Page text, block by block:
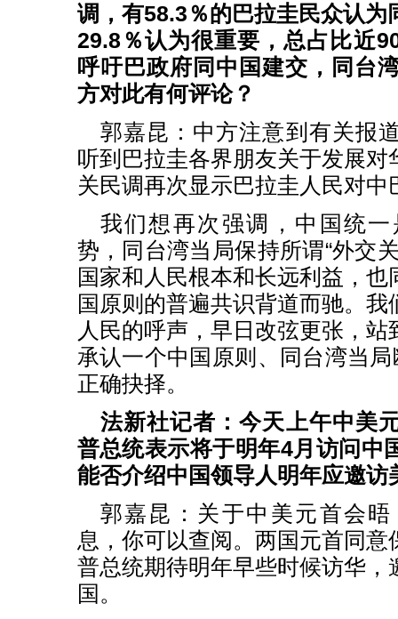
调，有58.3％的巴拉圭民众认为
29.8％认为很重要，总占比近
呼吁巴政府同中国建交，同台
方对此有何评论？
郭嘉昆：中方注意到有关报
听到巴拉圭各界朋友关于发展
关民调再次显示巴拉圭人民对中
我们想再次强调，中国统
势，同台湾当局保持所谓“外交
国家和人民根本和长远利益，
国原则的普遍共识背道而驰。
人民的呼声，早日改弦更张，
承认一个中国原则、同台湾当局
正确抉择。
法新社记者：今天上午中美
普总统表示将于明年4月访问中
能否介绍中国领导人明年应邀访
郭嘉昆：关于中美元首会
息，你可以查阅。两国元首同意
普总统期待明年早些时候访华，
国。